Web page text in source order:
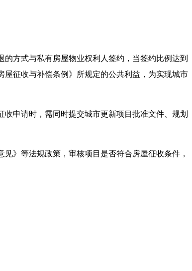
方式与私有房屋物业权利人签约，当签约比例达到
征收与补偿条例》所规定的公共利益，为实现城市
申请时，需同时提交城市更新项目批准文件、规划
》等法规政策，审核项目是否符合房屋征收条件，